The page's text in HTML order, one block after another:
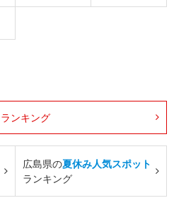
ランキング
広島県の夏休み人気スポット
ランキング